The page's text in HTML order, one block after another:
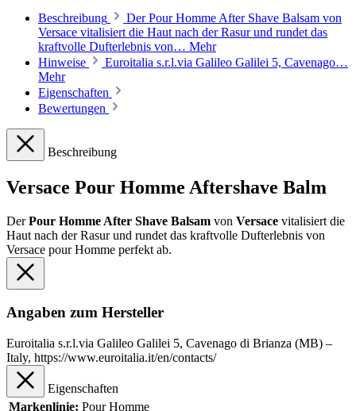
Beschreibung
Der Pour Homme After Shave Balsam von
Versace vitalisiert die Haut nach der Rasur und rundet das
kraftvolle Dufterlebnis von… Mehr
Hinweise
Euroitalia s.r.l.via Galileo Galilei 5, Cavenago…
Mehr
Eigenschaften
Bewertungen
Beschreibung
Versace Pour Homme Aftershave Balm
DerPour Homme After Shave Balsam von Versace vitalisiert die
Haut nach der Rasur und rundet das kraftvolle Dufterlebnis von
Versace pour Homme perfekt ab.
Angaben zum Hersteller
Euroitalia s.r.l.via Galileo Galilei 5, Cavenago di Brianza (MB) –
Italy, https://www.euroitalia.it/en/contacts/
Eigenschaften
Markenlinie: Pour Homme